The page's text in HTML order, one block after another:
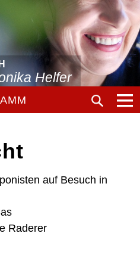
Helfer
auf Besuch in
Raderer